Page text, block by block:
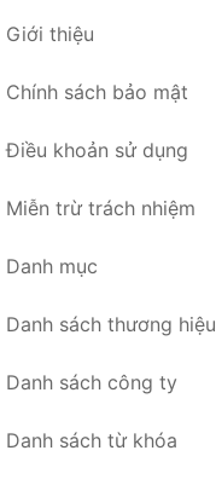
Giới thiệu
Chính sách bảo mật
Điều khoản sử dụng
Miễn trừ trách nhiệm
Danh mục
Danh sách thương hiệu
Danh sách công ty
Danh sách từ khóa